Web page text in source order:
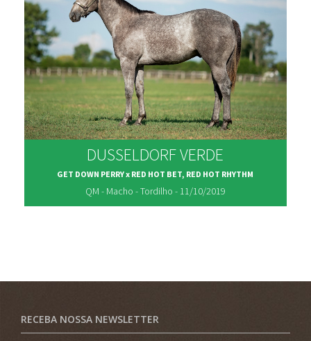
DUSSELDORF VERDE
GET DOWN PERRY x RED HOT BET, RED HOT RHYTHM
QM - Macho - Tordilho - 11/10/2019
RECEBA NOSSA NEWSLETTER